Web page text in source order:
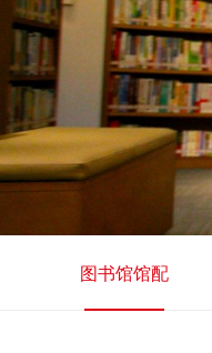
图书馆馆配